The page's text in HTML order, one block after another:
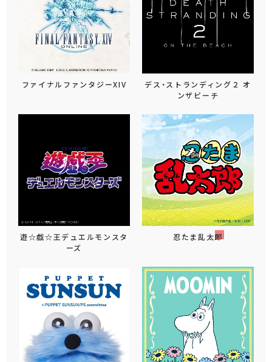
ファイナルファンタジーXIV
デス・ストランディング２ オ
ンザビーチ
遊☆戯☆王デュエルモンスタ
ーズ
忍たま乱太郎